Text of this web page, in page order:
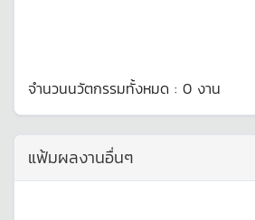
จำนวนนวัตกรรมทั้งหมด : 0 งาน
แฟ้มผลงานอื่นๆ